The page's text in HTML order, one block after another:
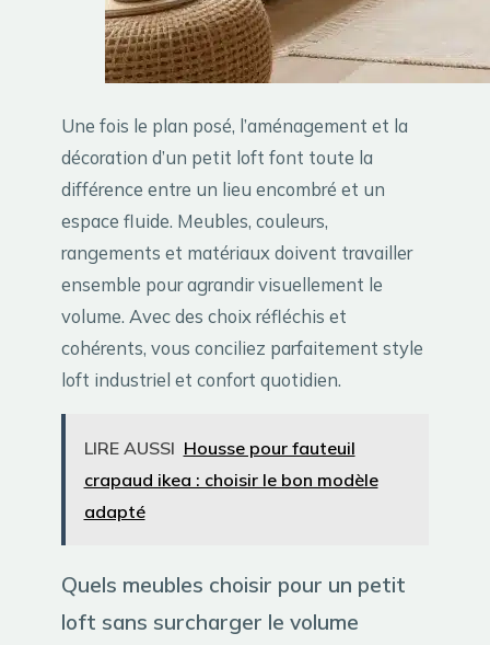
Une fois le plan posé, l’aménagement et la
décoration d’un petit loft font toute la
différence entre un lieu encombré et un
espace fluide. Meubles, couleurs,
rangements et matériaux doivent travailler
ensemble pour agrandir visuellement le
volume. Avec des choix réfléchis et
cohérents, vous conciliez parfaitement style
loft industriel et confort quotidien.
LIRE AUSSI Housse pour fauteuil
crapaud ikea : choisir le bon modèle
adapté
Quels meubles choisir pour un petit
loft sans surcharger le volume